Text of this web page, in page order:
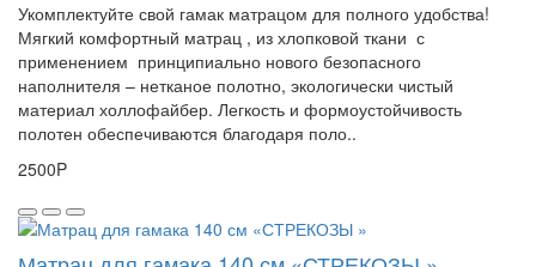
Укомплектуйте свой гамак матрацом для полного удобства!
Мягкий комфортный матрац , из хлопковой ткани с
применением принципиально нового безопасного
наполнителя – нетканое полотно, экологически чистый
материал холлофайбер. Легкость и формоустойчивость
полотен обеспечиваются благодаря поло..
2500P